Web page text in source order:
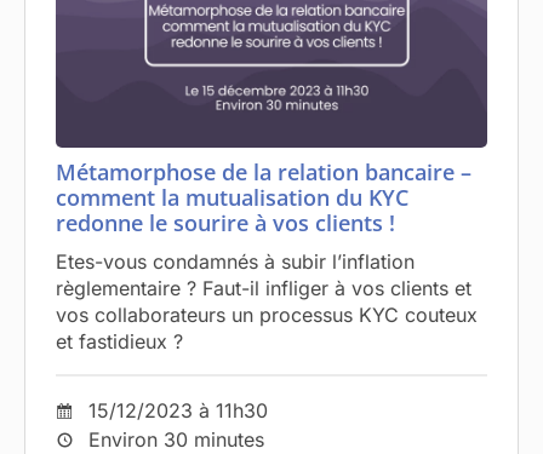
Métamorphose de la relation bancaire –
comment la mutualisation du KYC
redonne le sourire à vos clients !
Etes-vous condamnés à subir l’inflation
règlementaire ? Faut-il infliger à vos clients et
vos collaborateurs un processus KYC couteux
et fastidieux ?
15/12/2023 à 11h30
Environ 30 minutes